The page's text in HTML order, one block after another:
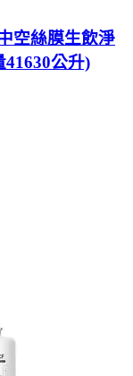
空絲膜生飲淨
公升)